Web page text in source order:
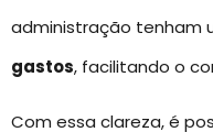
administração tenham
gastos, facilitando o
Com essa clareza, é